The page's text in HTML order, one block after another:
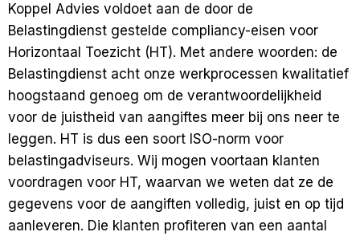
Koppel Advies voldoet aan de door de
Belastingdienst gestelde compliancy-eisen voor
Horizontaal Toezicht (HT). Met andere woorden: de
Belastingdienst acht onze werkprocessen kwalitatief
hoogstaand genoeg om de verantwoordelijkheid
voor de juistheid van aangiftes meer bij ons neer te
leggen. HT is dus een soort ISO-norm voor
belastingadviseurs. Wij mogen voortaan klanten
voordragen voor HT, waarvan we weten dat ze de
gegevens voor de aangiften volledig, juist en op tijd
aanleveren. Die klanten profiteren van een aantal